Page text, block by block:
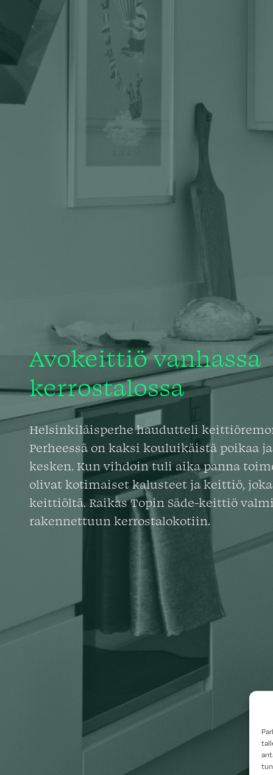
Avokeittiö vanhassa
kerrostalossa
Helsinkiläisperhe haudutteli
Perheessä on kaksi kouluikäistä poikaa
kesken. Kun vihdoin tuli aika panna
olivat kotimaiset kalusteet ja keittiö,
keittiöltä. Raikas Topin Säde-keittiö
rakennettuun kerrostalokotiin.